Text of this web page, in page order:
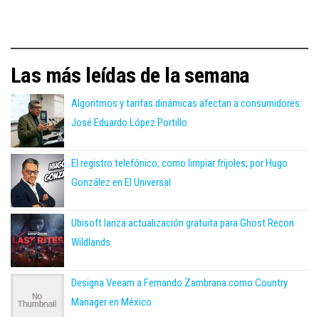
Las más leídas de la semana
Algoritmos y tarifas dinámicas afectan a consumidores:
José Eduardo López Portillo
El registro telefónico, como limpiar frijoles; por Hugo
González en El Universal
Ubisoft lanza actualización gratuita para Ghost Recon
Wildlands
Designa Veeam a Fernando Zambrana como Country
Manager en México